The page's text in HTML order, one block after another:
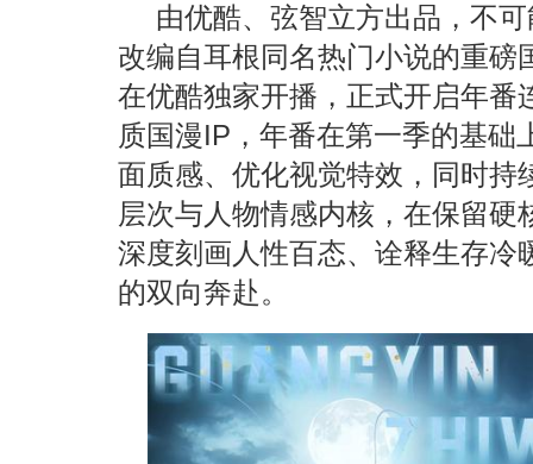
由优酷、弦智立方出品，不
改编自耳根同名热门小说的重磅
在优酷独家开播，正式开启年番
质国漫IP，年番在第一季的基础
面质感、优化视觉特效，同时持
层次与人物情感内核，在保留
深度刻画人性百态、诠释生存冷
的双向奔赴。